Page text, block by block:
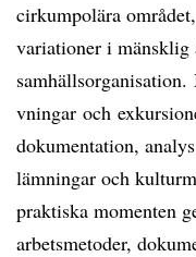
cirkumpolära
variationer i mänsklig
vningar och
dokumentation,
lämningar och
praktiska momenten
arbetsmetoder,